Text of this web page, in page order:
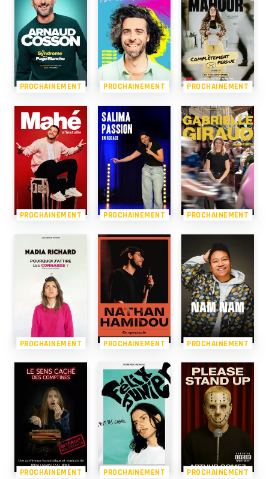
PROCHAINEMENT PROCHAINEMENT PROCHAINEMENT
PROCHAINEMENT PROCHAINEMENT PROCHAINEMENT
PROCHAINEMENT PROCHAINEMENT PROCHAINEMENT
PROCHAINEMENT PROCHAINEMENT PROCHAINEMENT